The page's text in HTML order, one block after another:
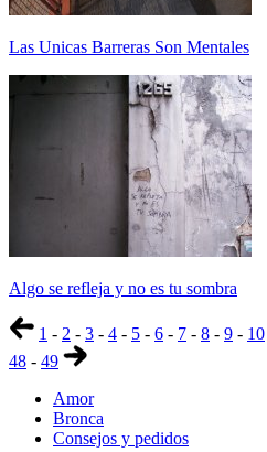
Las Unicas Barreras Son Mentales
Algo se refleja y no es tu sombra
1 - 2 - 3 - 4 - 5 - 6 - 7 - 8 - 9 - 10
48 - 49
Amor
Bronca
Consejos y pedidos